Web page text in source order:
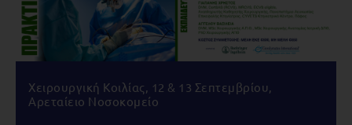
Χειρουργική Κοιλίας, 12 & 13 Σεπτεμβρίου,
Αρεταίειο Νοσοκομείο